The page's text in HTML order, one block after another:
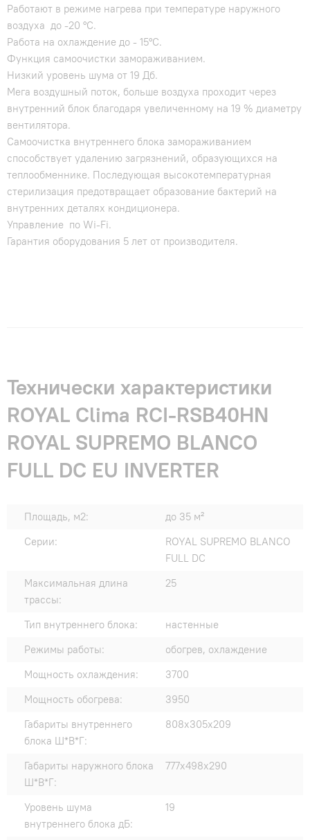
Работают в режиме нагрева при температуре наружного
воздуха до -20 °С.
Работа на охлаждение до - 15°C.
Функция самоочистки замораживанием.
Низкий уровень шума от 19 Дб.
Мега воздушный поток, больше воздуха проходит через
внутренний блок благодаря увеличенному на 19 % диаметру
вентилятора.
Самоочистка внутреннего блока замораживанием
способствует удалению загрязнений, образующихся на
теплообменнике. Последующая высокотемпературная
стерилизация предотвращает образование бактерий на
внутренних деталях кондиционера.
Управление по Wi-Fi.
Гарантия оборудования 5 лет от производителя.
Технически характеристики
ROYAL Clima RCI-RSB40HN
ROYAL SUPREMO BLANCO
FULL DC EU INVERTER
Площадь, м2:
до 35 м²
Серии:
ROYAL SUPREMO BLANCO
FULL DC
Максимальная длина
трассы:
25
Тип внутреннего блока:
настенные
Режимы работы:
обогрев, охлаждение
Мощность охлаждения:
3700
Мощность обогрева:
3950
Габариты внутреннего
блока Ш*В*Г:
808х305х209
Габариты наружного блока
Ш*В*Г:
777х498х290
Уровень шума
внутреннего блока дБ:
19